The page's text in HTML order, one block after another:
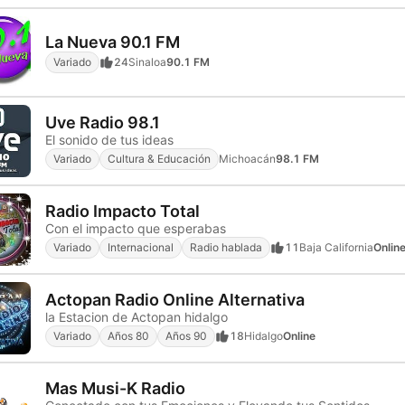
La Nueva 90.1 FM
Variado 24Sinaloa90.1 FM
Uve Radio 98.1
El sonido de tus ideas
Variado Cultura & Educación Michoacán98.1 FM
Radio Impacto Total
Con el impacto que esperabas
Variado Internacional Radio hablada 11 Baja CaliforniaOnline
Actopan Radio Online Alternativa
la Estacion de Actopan hidalgo
Variado Años 80 Años 90 18HidalgoOnline
Mas Musi-K Radio